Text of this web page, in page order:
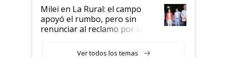
Milei en La Rural: el campo
apoyó el rumbo, pero sin
renunciar al reclamo por las
Ver todos los temas